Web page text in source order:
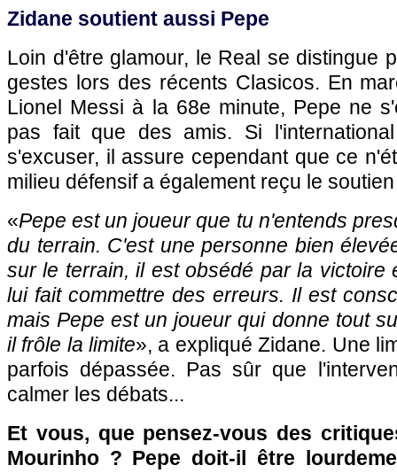
Zidane soutient aussi Pepe
Loin d'être glamour, le Real se distingue
gestes lors des récents Clasicos. En
Lionel Messi à la 68e minute, Pepe ne
pas fait que des amis. Si
s'excuser, il assure cependant que ce
milieu défensif a également reçu le
«Pepe est un joueur que tu n'entends
du terrain. C'est une personne bien
sur le terrain, il est obsédé par la victoire
lui fait commettre des erreurs. Il est
mais Pepe est un joueur qui donne tout
il frôle la limite», a expliqué Zidane. Une
parfois dépassée. Pas sûr que
calmer les débats...
Et vous, que pensez-vous des
Mourinho ? Pepe doit-il être